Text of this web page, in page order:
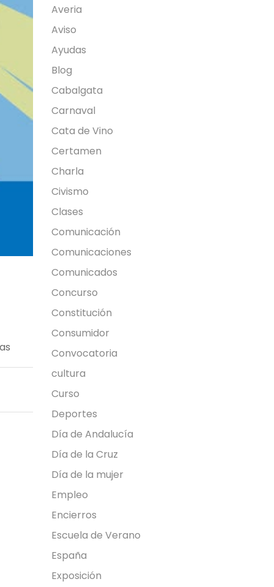
Averia
Aviso
Ayudas
Blog
Cabalgata
Carnaval
Cata de Vino
Certamen
Charla
Civismo
Clases
Comunicación
Comunicaciones
Comunicados
Concurso
Constitución
Consumidor
Convocatoria
cultura
Curso
Deportes
Día de Andalucía
Día de la Cruz
Día de la mujer
Empleo
Encierros
Escuela de Verano
España
Exposición